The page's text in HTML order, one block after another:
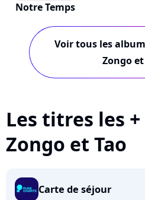
Notre Temps
Voir tous les
Zongo et
Les titres les
Zongo et Tao
Carte de séjour